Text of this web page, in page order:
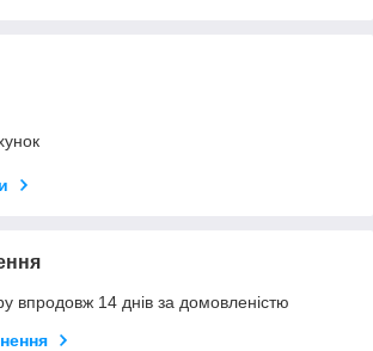
впродовж 14 днів за домовленістю